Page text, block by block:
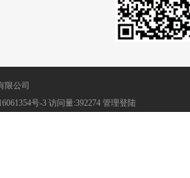
限公司
号-3 访问量:392274 管理登陆